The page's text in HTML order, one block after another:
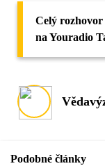
Celý rozhovor
na Youradio
Podobné články